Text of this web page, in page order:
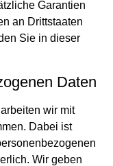
Garantien
an Drittstaaten
Sie in dieser
Daten
wir mit
Dabei ist
Wir geben